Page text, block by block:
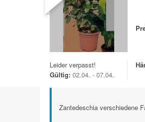
Leider verpasst!
Gültig: 02.04. - 07.04.
Zantedeschia verschiedene